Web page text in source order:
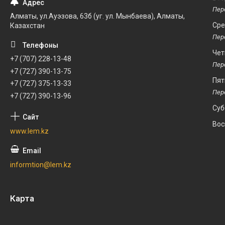
Алматы, ул.Ауэзова, 63б (уг. ул. Мынбаева), Алматы,
Казахстан
+7 (707) 228-13-48
+7 (727) 390-13-75
+7 (727) 375-13-33
+7 (727) 390-13-96
www.lem.kz
informtion@lem.kz
Карта